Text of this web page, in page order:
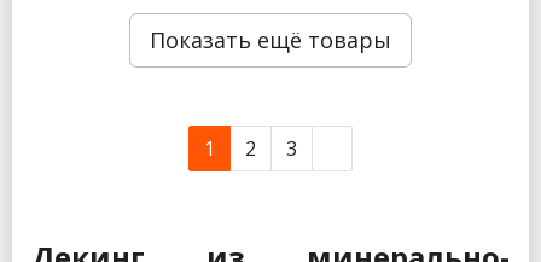
Показать ещё товары
1 2 3